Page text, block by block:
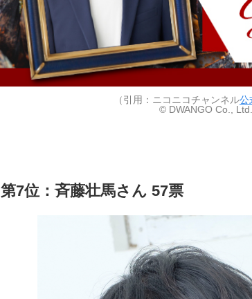
（引用：ニコニコチャンネル公
© DWANGO Co., Ltd.
第7位：斉藤壮馬さん 57票